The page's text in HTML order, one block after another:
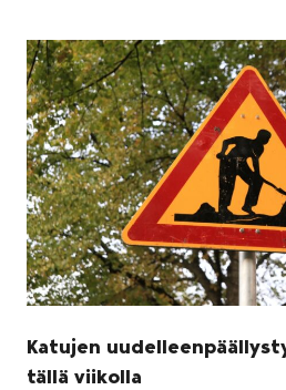
Katujen
tällä viikolla